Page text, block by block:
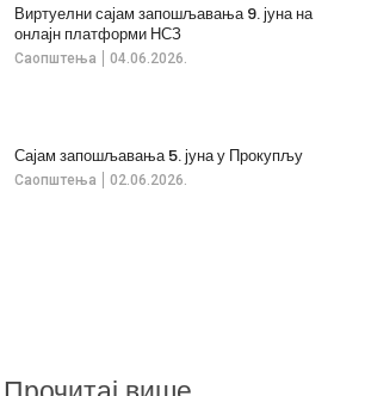
Саопштења 04.06.2026.
Виртуелни сајам запошљавања 9. јуна на
онлајн платформи НСЗ
Саопштења 02.06.2026.
Сајам запошљавања 5. јуна у Прокупљу